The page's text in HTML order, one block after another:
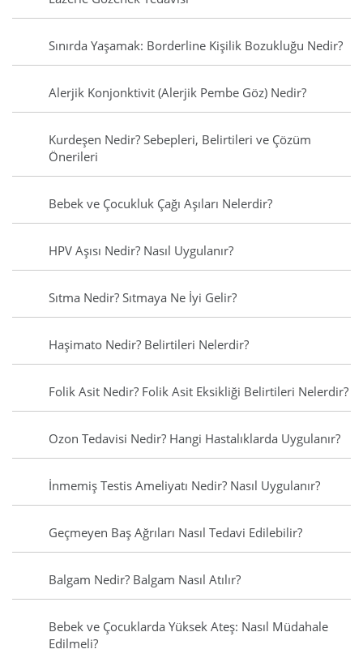
Sınırda Yaşamak: Borderline Kişilik Bozukluğu Nedir?
Alerjik Konjonktivit (Alerjik Pembe Göz) Nedir?
Kurdeşen Nedir? Sebepleri, Belirtileri ve Çözüm
Önerileri
Bebek ve Çocukluk Çağı Aşıları Nelerdir?
HPV Aşısı Nedir? Nasıl Uygulanır?
Sıtma Nedir? Sıtmaya Ne İyi Gelir?
Haşimato Nedir? Belirtileri Nelerdir?
Folik Asit Nedir? Folik Asit Eksikliği Belirtileri Nelerdir?
Ozon Tedavisi Nedir? Hangi Hastalıklarda Uygulanır?
İnmemiş Testis Ameliyatı Nedir? Nasıl Uygulanır?
Geçmeyen Baş Ağrıları Nasıl Tedavi Edilebilir?
Balgam Nedir? Balgam Nasıl Atılır?
Bebek ve Çocuklarda Yüksek Ateş: Nasıl Müdahale
Edilmeli?